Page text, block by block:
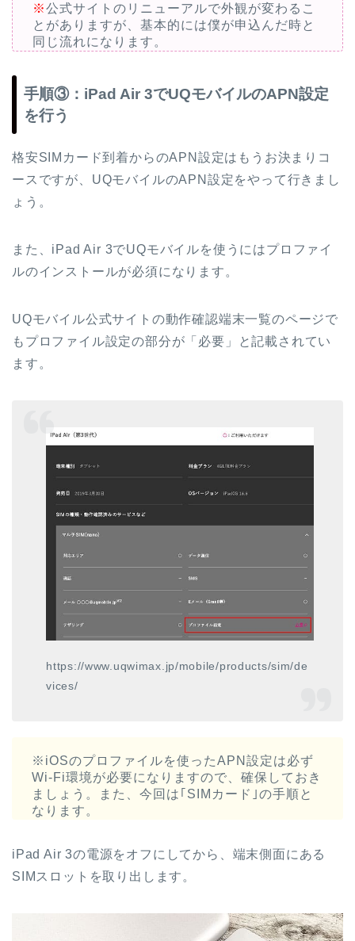
※公式サイトのリニューアルで外観が変わるこ
とがありますが、基本的には僕が申込んだ時と
同じ流れになります。
手順③：iPad Air 3でUQモバイルのAPN設定
を行う
格安SIMカード到着からのAPN設定はもうお決まりコ
ースですが、UQモバイルのAPN設定をやって行きまし
ょう。
また、iPad Air 3でUQモバイルを使うにはプロファイ
ルのインストールが必須になります。
UQモバイル公式サイトの動作確認端末一覧のページで
もプロファイル設定の部分が「必要」と記載されてい
ます。
https://www.uqwimax.jp/mobile/products/sim/de
vices/
※iOSのプロファイルを使ったAPN設定は必ず
Wi-Fi環境が必要になりますので、確保しておき
ましょう。また、今回は｢SIMカード｣の手順と
なります。
iPad Air 3の電源をオフにしてから、端末側面にある
SIMスロットを取り出します。